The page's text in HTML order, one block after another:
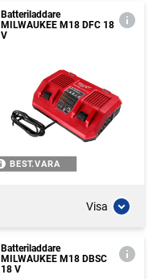
Batteriladdare
MILWAUKEE M18 DFC 18
V
BEST.VARA
Visa
Batteriladdare
MILWAUKEE M18 DBSC
18 V